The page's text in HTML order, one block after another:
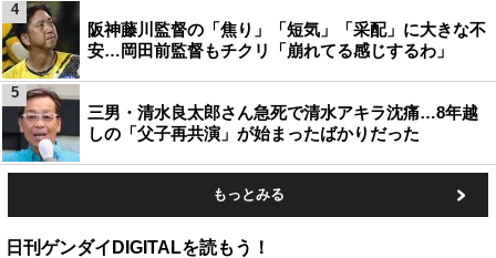
阪神藤川監督の「焦り」「短気」「采配」に大きな不
安…岡田前監督もチクリ「崩れてる感じするわ」
4
三男・清水良太郎さん急死で清水アキラ沈痛…8年越
しの「父子再共演」が始まったばかりだった
5
もっとみる
日刊ゲンダイDIGITALを読もう！